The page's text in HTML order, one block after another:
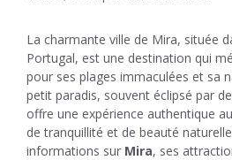
La charmante ville de Mira, située
Portugal, est une destination qui
pour ses plages immaculées et sa
petit paradis, souvent éclipsé par
offre une expérience authentique
de tranquillité et de beauté
informations sur Mira, ses